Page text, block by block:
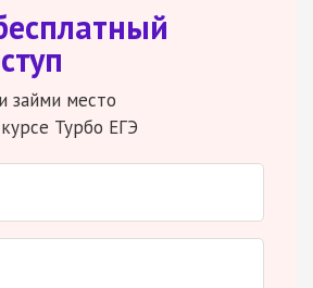
займи место
Турбо ЕГЭ